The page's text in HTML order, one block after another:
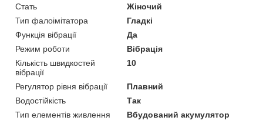
Стать
Жіночий
Тип фалоімітатора
Гладкі
Функція вібрації
Да
Режим роботи
Вібрація
Кількість швидкостей
вібрації
10
Регулятор рівня вібрації
Плавний
Водостійкість
Так
Тип елементів живлення
Вбудований акумулятор